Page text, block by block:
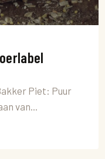
Piet: Puur
van...